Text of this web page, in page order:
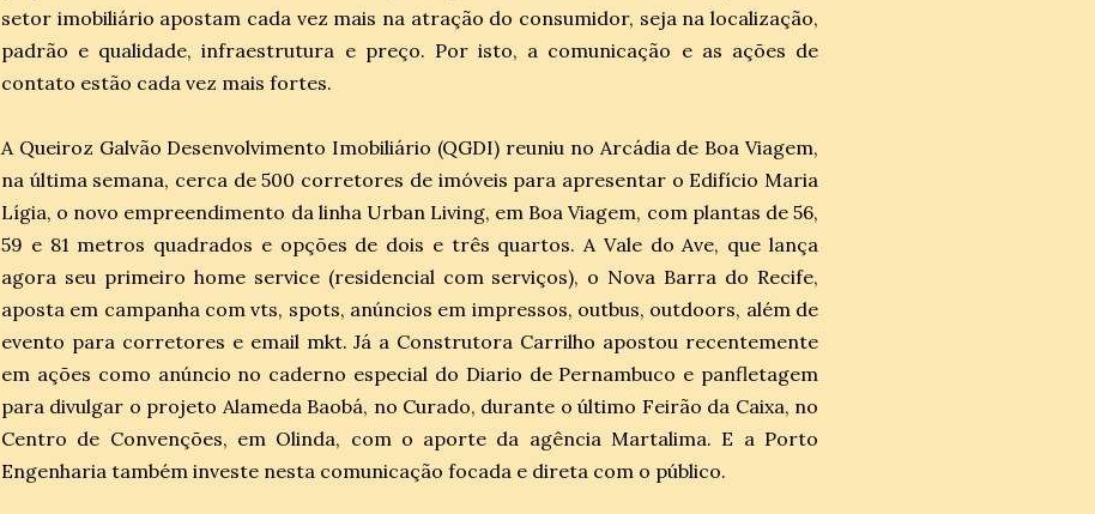
setor imobiliário apostam cada vez mais na atração do consumidor, seja na localização,
padrão e qualidade, infraestrutura e preço. Por isto, a comunicação e as ações de
contato estão cada vez mais fortes.
A Queiroz Galvão Desenvolvimento Imobiliário (QGDI) reuniu no Arcádia de Boa Viagem,
na última semana, cerca de 500 corretores de imóveis para apresentar o Edifício Maria
Lígia, o novo empreendimento da linha Urban Living, em Boa Viagem, com plantas de 56,
59 e 81 metros quadrados e opções de dois e três quartos. A Vale do Ave, que lança
agora seu primeiro home service (residencial com serviços), o Nova Barra do Recife,
aposta em campanha com vts, spots, anúncios em impressos, outbus, outdoors, além de
evento para corretores e email mkt. Já a Construtora Carrilho apostou recentemente
em ações como anúncio no caderno especial do Diario de Pernambuco e panfletagem
para divulgar o projeto Alameda Baobá, no Curado, durante o último Feirão da Caixa, no
Centro de Convenções, em Olinda, com o aporte da agência Martalima. E a Porto
Engenharia também investe nesta comunicação focada e direta com o público.